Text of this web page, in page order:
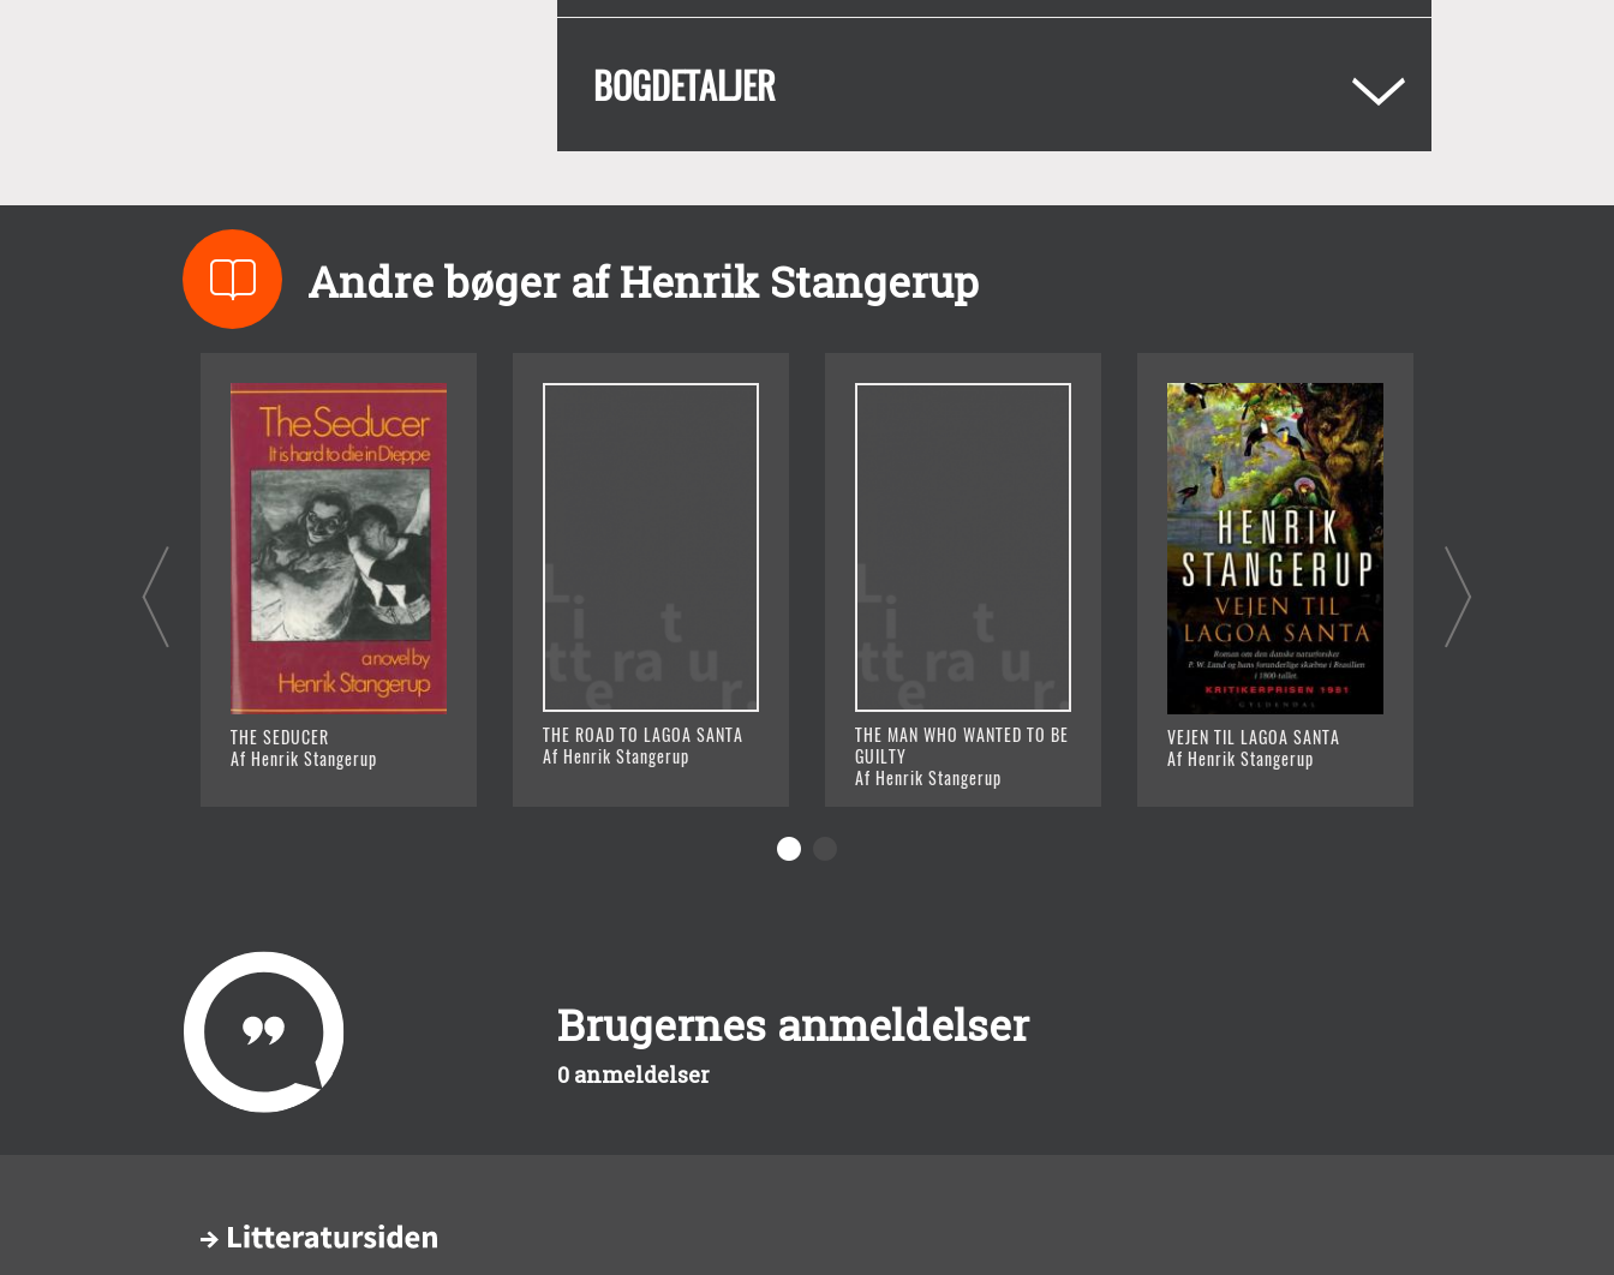
BOGDETALJER
Andre bøger af Henrik Stangerup
THE SEDUCER
Af Henrik Stangerup
THE ROAD TO LAGOA SANTA
Af Henrik Stangerup
THE MAN WHO WANTED TO BE
GUILTY
Af Henrik Stangerup
VEJEN TIL LAGOA SANTA
Af Henrik Stangerup
Brugernes anmeldelser
0 anmeldelser